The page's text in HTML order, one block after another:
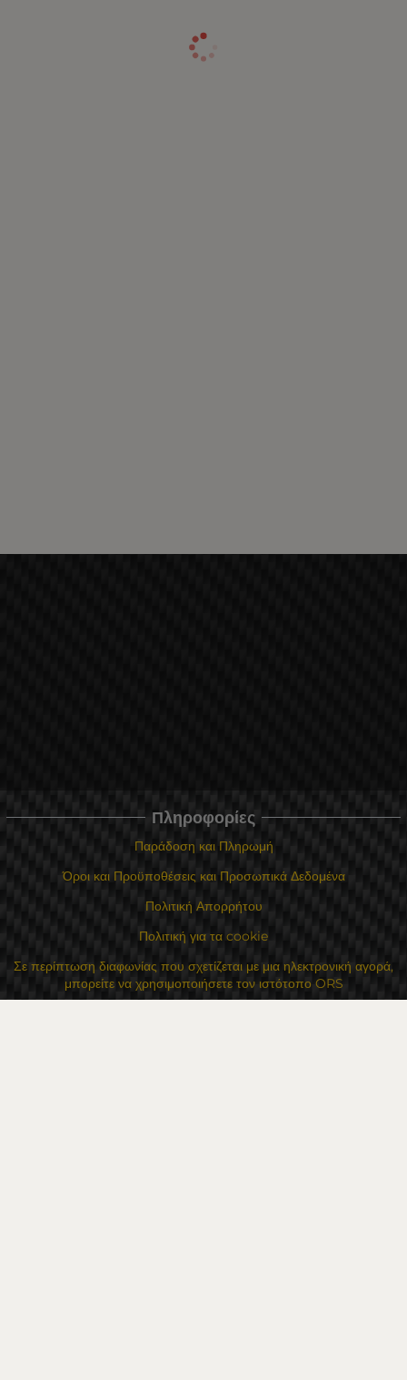
Πληροφορίες
Παράδοση και Πληρωμή
Όροι και Προϋποθέσεις και Προσωπικά Δεδομένα
Πολιτική Απορρήτου
Πολιτική για τα cookie
Σε περίπτωση διαφωνίας που σχετίζεται με μια ηλεκτρονική αγορά,
μπορείτε να χρησιμοποιήσετε τον ιστότοπο ORS